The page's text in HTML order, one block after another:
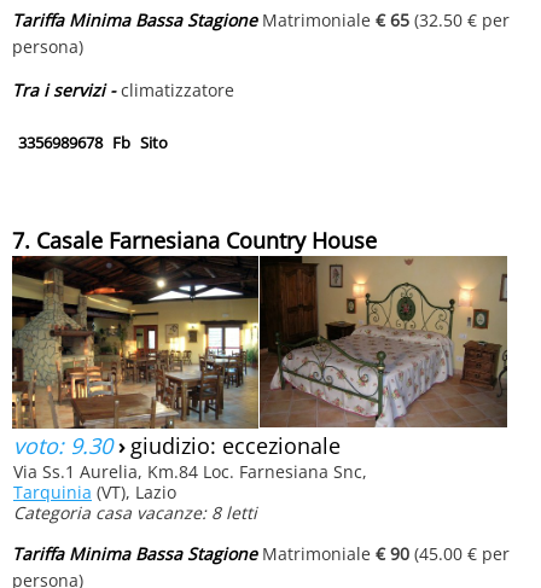
Tariffa Minima Bassa StagioneMatrimoniale € 65 (32.50 € per
persona)
Tra i servizi -climatizzatore
3356989678 Fb Sito
7. Casale Farnesiana Country House
voto: 9.30› giudizio: eccezionale
Via Ss.1 Aurelia, Km.84 Loc. Farnesiana Snc,
Tarquinia (VT), Lazio
Categoria casa vacanze: 8 letti
Tariffa Minima Bassa StagioneMatrimoniale € 90 (45.00 € per
persona)